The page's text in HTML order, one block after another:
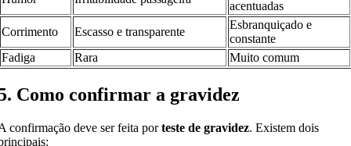
acentuadas
Corrimento
Escasso e transparente
Esbranquiçado e
constante
Fadiga
Rara Muito comum
Como confirmar a gravidez
confirmação deve ser feita porteste de gravidez. Existem dois